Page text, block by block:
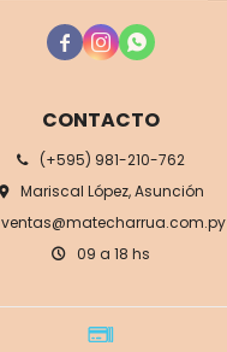
CONTACTO
(+595) 981-210-762
Mariscal López, Asunción
ventas@matecharrua.com.py
09 a 18 hs
  